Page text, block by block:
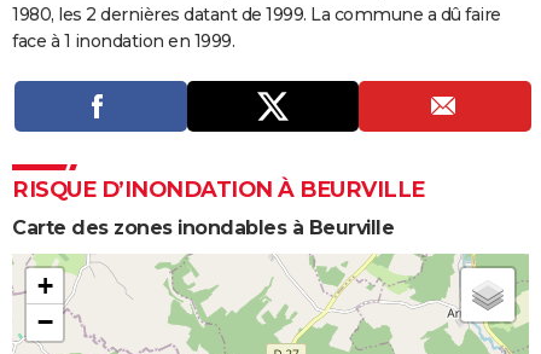
COPAINS D'AVANT
Se connecter
Collèges
Universités
Entreprises
Service militaire
Avis de recherche
AVIS DE DÉCÈS
Bricolage
Lifestyle
Culture
Sport
Auto
Television
Voyage
Cinema
1980, les 2 dernières datant de 1999. La commune a dû faire
face à 1 inondation en 1999.
RISQUE D’INONDATION À BEURVILLE
Carte des zones inondables à Beurville
+
−